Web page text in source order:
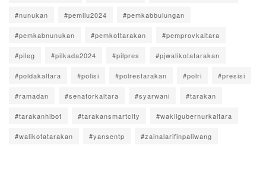
#nunukan #pemilu2024 #pemkabbulungan
#pemkabnunukan #pemkottarakan #pemprovkaltara
#pileg #pilkada2024 #pilpres #pjwalikotatarakan
#poldakaltara #polisi #polrestarakan #polri #presisi
#ramadan #senatorkaltara #syarwani #tarakan
#tarakanhibot #tarakansmartcity #wakilgubernurkaltara
#walikotatarakan #yansentp #zainalarifinpaliwang